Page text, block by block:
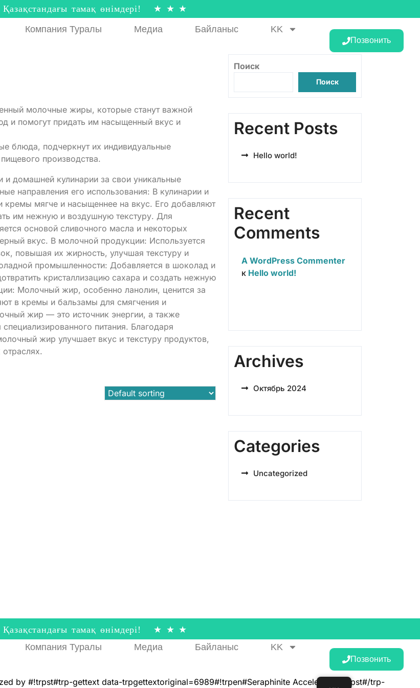
тамақ өнімдері! ★ ★ ★
Компания Туралы Медиа Байланыс KK
Позвонить
молочные жиры, которые станут важной
и помогут придать им насыщенный вкус и
блюда, подчеркнут их индивидуальные
производства.
домашней кулинарии за свои уникальные
направления его использования: В кулинарии и
мягче и насыщеннее на вкус. Его добавляют
им нежную и воздушную текстуру. Для
основой сливочного масла и некоторых
вкус. В молочной продукции: Используется
повышая их жирность, улучшая текстуру и
промышленности: Добавляется в шоколад и
кристаллизацию сахара и создать нежную
Молочный жир, особенно ланолин, ценится за
в кремы и бальзамы для смягчения и
жир — это источник энергии, а также
питания. Благодаря
жир улучшает вкус и текстуру продуктов,
Поиск
Поиск
Recent Posts
Hello world!
Recent
Comments
A WordPress Commenter
к Hello world!
Archives
Октябрь 2024
Categories
Uncategorized
тамақ өнімдері! ★ ★ ★
Компания Туралы Медиа Байланыс KK
Позвонить
by #!trpst#trp-gettext data-trpgettextoriginal=6989#!trpen#Seraphinite Accelerator#!trpst#/trp-